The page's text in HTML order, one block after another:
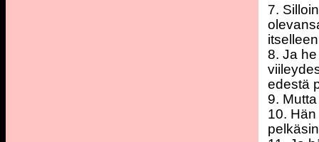
7.
8. Ja
edestä
9.
10.